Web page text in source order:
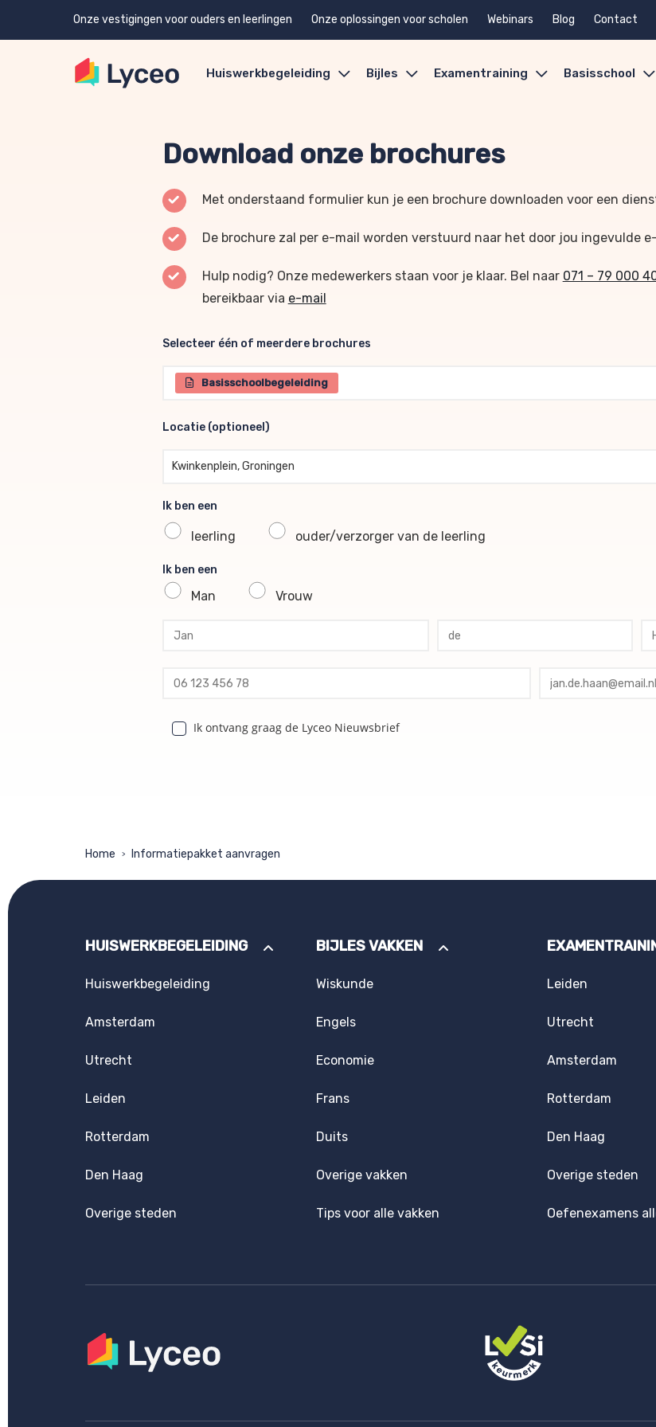
Onze vestigingen voor ouders en leerlingen Onze oplossingen voor scholen Webinars Blog Contact
Huiswerkbegeleiding Bijles Examentraining Basisschool
Download onze brochures
Met onderstaand formulier kun je een brochure downloaden voor een
De brochure zal per e-mail worden verstuurd naar het door jou ingevulde
Hulp nodig? Onze medewerkers staan voor je klaar. Bel naar 071 – 79 000
bereikbaar via e-mail
Selecteer één of meerdere brochures
Selecteer één of meerdere brochures
Basisschoolbegeleiding
Locatie (optioneel)
Locatie (optioneel)
Kwinkenplein, Groningen
Ik ben een
leerling ouder/verzorger van de leerling
Ik ben een
Man Vrouw
profile voornaam
profile tussenvoegsel
profile achternaam
profile telefoon
profile email
Ik ontvang graag de Lyceo Nieuwsbrief
Home > Informatiepakket aanvragen
HUISWERKBEGELEIDING
Huiswerkbegeleiding
Amsterdam
Utrecht
Leiden
Rotterdam
Den Haag
Overige steden
BIJLES VAKKEN
Wiskunde
Engels
Economie
Frans
Duits
Overige vakken
Tips voor alle vakken
Leiden
Utrecht
Amsterdam
Rotterdam
Den Haag
Overige steden
Oefenexamens